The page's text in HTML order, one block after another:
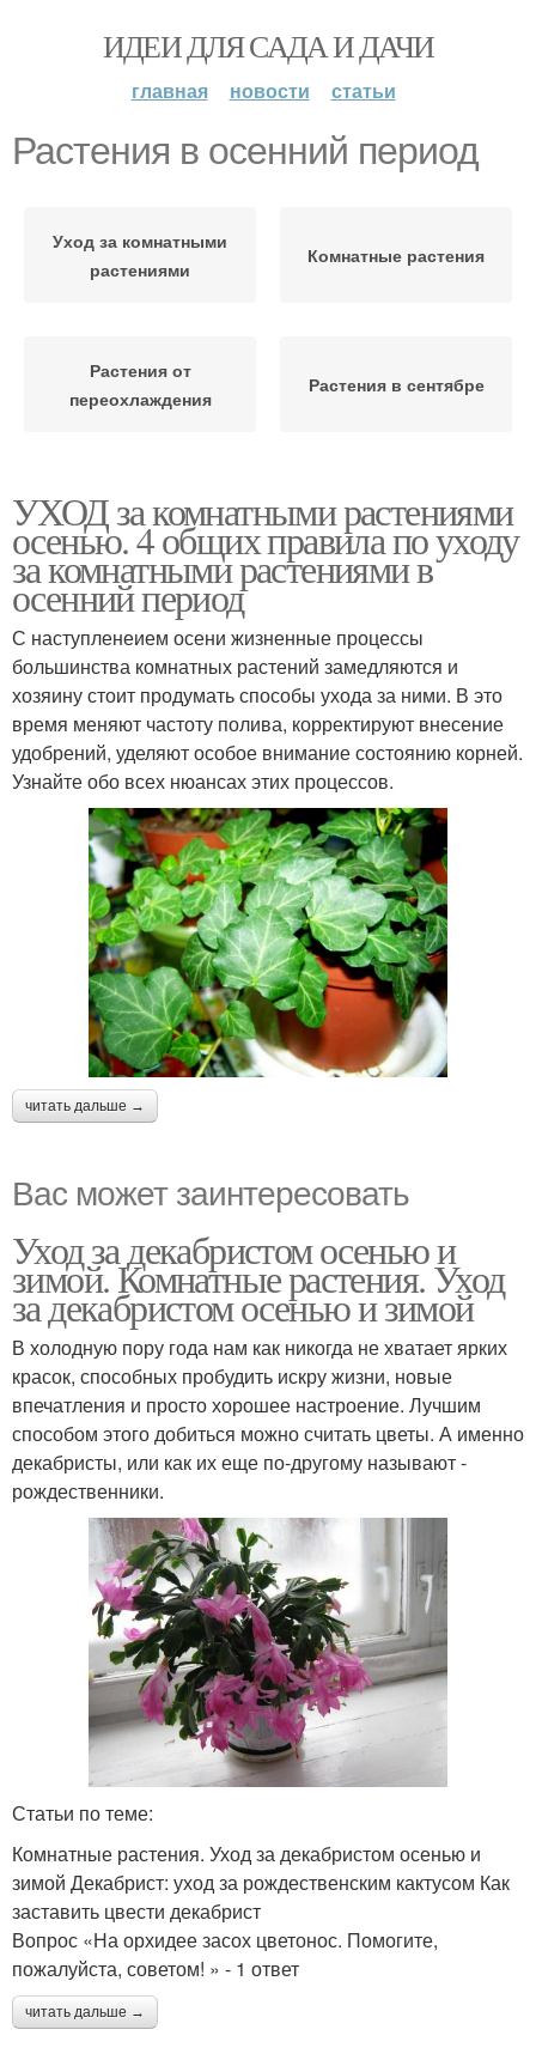
ИДЕИ ДЛЯ САДА И ДАЧИ
главная новости статьи
Растения в осенний период
Уход за комнатными
растениями
Комнатные растения
Растения от
переохлаждения
Растения в сентябре
УХОД за комнатными растениями
осенью. 4 общих правила по уходу
за комнатными растениями в
осенний период
С наступленеием осени жизненные процессы
большинства комнатных растений замедляются и
хозяину стоит продумать способы ухода за ними. В это
время меняют частоту полива, корректируют внесение
удобрений, уделяют особое внимание состоянию корней.
Узнайте обо всех нюансах этих процессов.
читать дальше →
Вас может заинтересовать
Уход за декабристом осенью и
зимой. Комнатные растения. Уход
за декабристом осенью и зимой
В холодную пору года нам как никогда не хватает ярких
красок, способных пробудить искру жизни, новые
впечатления и просто хорошее настроение. Лучшим
способом этого добиться можно считать цветы. А именно
декабристы, или как их еще по-другому называют -
рождественники.
Статьи по теме:
Комнатные растения. Уход за декабристом осенью и
зимой Декабрист: уход за рождественским кактусом Как
заставить цвести декабрист
Вопрос «На орхидее засох цветонос. Помогите,
пожалуйста, советом! » - 1 ответ
читать дальше →